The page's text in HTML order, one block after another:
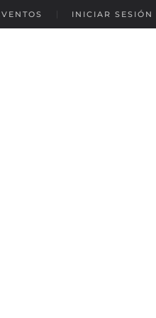
INICIAR SESIÓN